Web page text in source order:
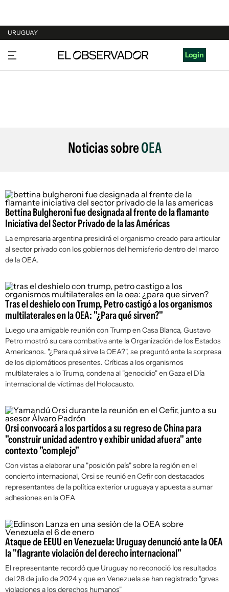
URUGUAY
URUGUAY
ARGENTINA
Login
Noticias sobreOEA
Bettina Bulgheroni fue designada al frente de la flamante
Iniciativa del Sector Privado de la las Américas
La empresaria argentina presidirá el organismo creado para articular
al sector privado con los gobiernos del hemisferio dentro del marco
de la OEA.
Tras el deshielo con Trump, Petro castigó a los organismos
multilaterales en la OEA: "¿Para qué sirven?"
Luego una amigable reunión con Trump en Casa Blanca, Gustavo
Petro mostró su cara combativa ante la Organización de los Estados
Americanos. "¿Para qué sirve la OEA?", se preguntó ante la sorpresa
de los diplomáticos presentes. Críticas a los organismos
multilaterales a lo Trump, condena al "genocidio" en Gaza el Día
internacional de víctimas del Holocausto.
Orsi convocará a los partidos a su regreso de China para
"construir unidad adentro y exhibir unidad afuera" ante
contexto "complejo"
Con vistas a elaborar una "posición país" sobre la región en el
concierto internacional, Orsi se reunió en Cefir con destacados
representantes de la política exterior uruguaya y apuesta a sumar
adhesiones en la OEA
Ataque de EEUU en Venezuela: Uruguay denunció ante la OEA
la "flagrante violación del derecho internacional"
El representante recordó que Uruguay no reconoció los resultados
del 28 de julio de 2024 y que en Venezuela se han registrado "grves
violaciones a los derechos humanos"